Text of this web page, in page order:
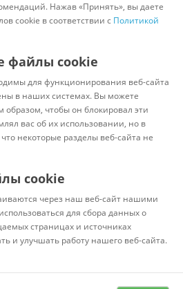
Нажав «Принять», вы даете
cookie в соответствии с Политикой
файлы cookie
для функционирования веб-сайта
в наших системах. Вы можете
образом, чтобы он блокировал эти
вас об их использовании, но в
некоторые разделы веб-сайта не
cookie
через наш веб-сайт нашими
для сбора данных о
страницах и источниках
и улучшать работу нашего веб-сайта.